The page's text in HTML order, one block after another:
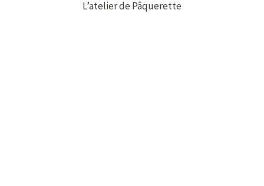
L’atelier de Pâquerette